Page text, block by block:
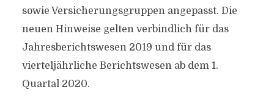
sowie Versicherungsgruppen angepasst. Die
neuen Hinweise gelten verbindlich für das
Jahresberichtswesen 2019 und für das
vierteljährliche Berichtswesen ab dem 1.
Quartal 2020.